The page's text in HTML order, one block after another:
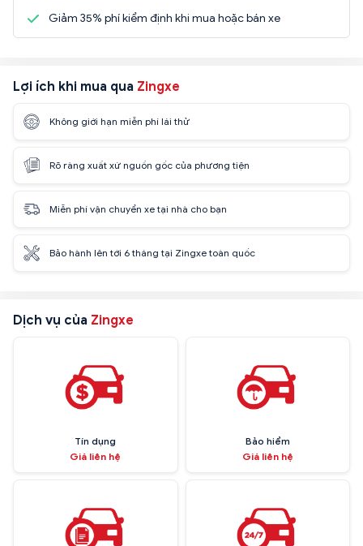
Giảm 35% phí kiểm định khi mua hoặc bán xe
Lợi ích khi mua qua Zingxe
Không giới hạn miễn phí lái thử
Rõ ràng xuất xứ nguồn gốc của phương tiện
Miễn phí vận chuyển xe tại nhà cho bạn
Bảo hành lên tới 6 tháng tại Zingxe toàn quốc
Dịch vụ của Zingxe
Tín dụng
Giá liên hệ
Bảo hiểm
Giá liên hệ